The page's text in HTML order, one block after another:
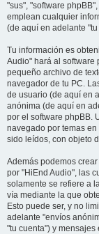
"sus", "software
emplean cualquier
(de aquí en adelante
Tu información es
Audio" hará al software
pequeño archivo de
navegador de tu PC.
de usuario (de aquí en
anónima (de aquí en
por el software phpBB.
navegado por temas
sido leídos, con objeto
Además podemos
por "HiEnd Audio", las
solamente se refiere a
vía mediante la que
Esto puede ser, y no
adelante "envíos
"tu cuenta") y